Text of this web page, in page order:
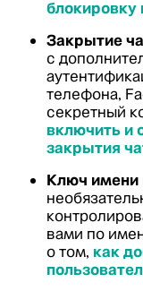
блокировку
Закрытие
с
телефона,
секретный
включить и
закрытия
Ключ имени
вами по
о том, как